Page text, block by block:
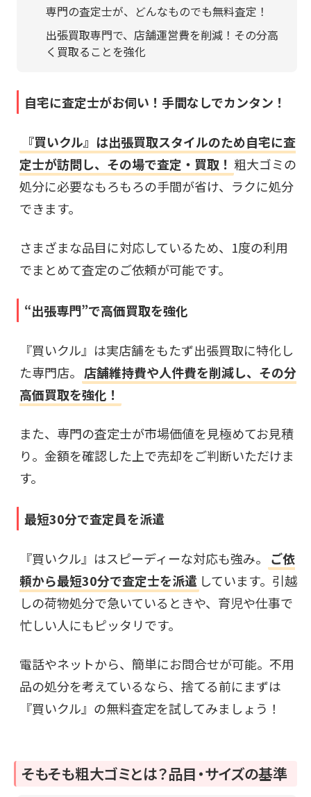
専門の査定士が、どんなものでも無料査定！
出張買取専門で、店舗運営費を削減！その分高
く買取ることを強化
自宅に査定士がお伺い！手間なしでカンタン！
『買いクル』は出張買取スタイルのため自宅に査
定士が訪問し、その場で査定・買取！ 粗大ゴミの
処分に必要なもろもろの手間が省け、ラクに処分
できます。
さまざまな品目に対応しているため、1度の利用
でまとめて査定のご依頼が可能です。
“出張専門”で高価買取を強化
『買いクル』は実店舗をもたず出張買取に特化し
た専門店。 店舗維持費や人件費を削減し、その分
高価買取を強化！
また、専門の査定士が市場価値を見極めてお見積
り。金額を確認した上で売却をご判断いただけま
す。
最短30分で査定員を派遣
『買いクル』はスピーディーな対応も強み。
ご依
頼から最短30分で査定士を派遣 しています。引越
しの荷物処分で急いているときや、育児や仕事で
忙しい人にもピッタリです。
電話やネットから、簡単にお問合せが可能。不用
品の処分を考えているなら、捨てる前にまずは
『買いクル』の無料査定を試してみましょう！
そもそも粗大ゴミとは？品目・サイズの基準